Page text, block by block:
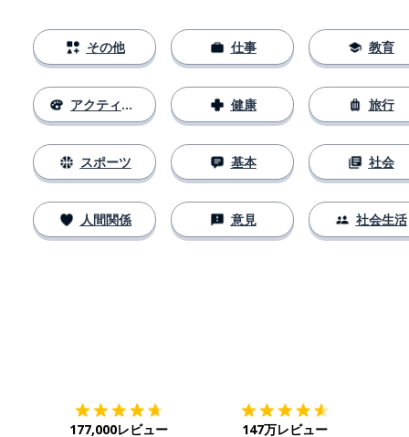
その他
アクティビティ
スポーツ
人間関係
仕事
健康
基本
意見
教育
旅行
社会
社会生活
177,000レビュー 147万レビュー